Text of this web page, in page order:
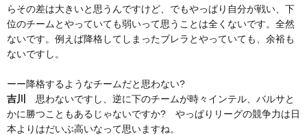
らその差は大きいと思うんですけど、でもやっぱり自分が戦い、下
位のチームとやっていても弱いって思うことは全くないです。全然
ないです。例えば降格してしまったブレラとやっていても、余裕も
ないですし。
ーー降格するようなチームだと思わない?
吉川
思わないですし、逆に下のチームが時々インテル、バルサと
かに勝つこともあるじゃないですか? やっぱりリーグの競争力は日
本よりはだいぶ高いなって思いますね。